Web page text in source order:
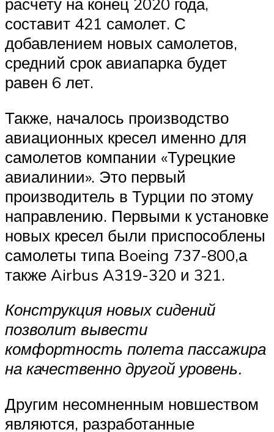
составит 421 самолет. С
добавлением новых самолетов,
средний срок авиапарка будет
равен 6 лет.
Также, началось производство
авиационных кресел именно для
самолетов компании «Турецкие
авиалинии». Это первый
производитель в Турции по этому
направлению. Первыми к установке
новых кресел были приспособлены
самолеты типа Boeing 737-800,а
также Airbus A319-320 и 321.
Конструкция новых сидений
позволит вывести
комфортность полета пассажира
на качественно другой уровень.
Другим несомненным новшеством
являются, разработанные